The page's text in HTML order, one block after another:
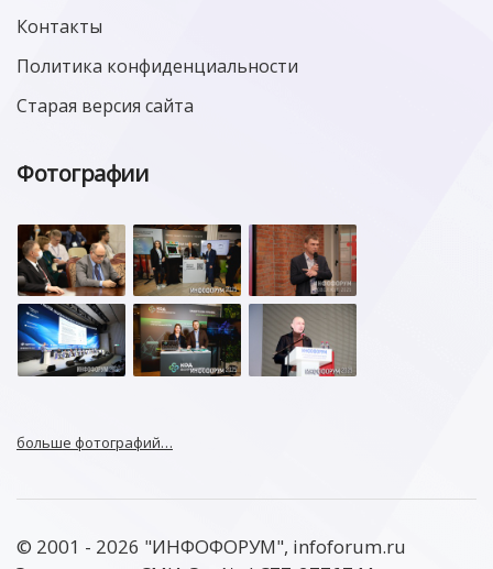
Контакты
Политика конфиденциальности
Старая версия сайта
Фотографии
больше фотографий…
© 2001 - 2026 "ИНФОФОРУМ", infoforum.ru